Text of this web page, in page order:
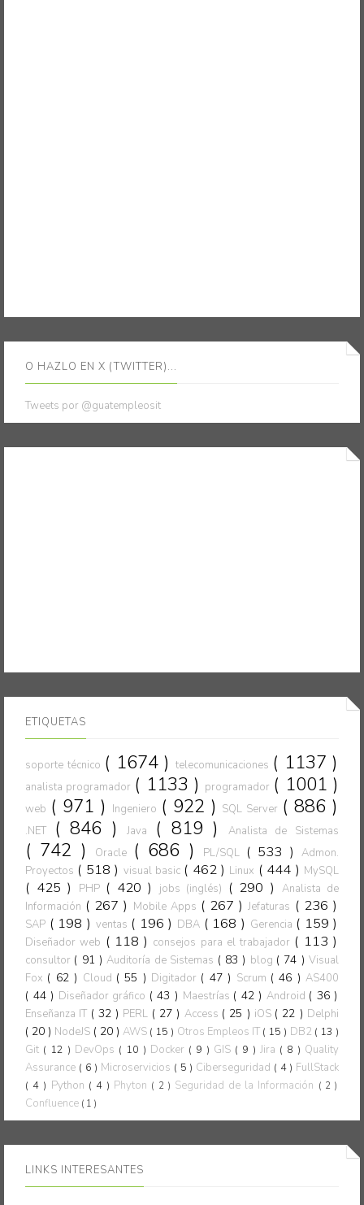
O HAZLO EN X (TWITTER)...
Tweets por @guatempleosit
ETIQUETAS
soporte técnico ( 1674 ) telecomunicaciones ( 1137 )
analista programador ( 1133 ) programador ( 1001 )
web ( 971 ) Ingeniero ( 922 ) SQL Server ( 886 )
.NET ( 846 )Java ( 819 ) Analista de Sistemas
( 742 ) Oracle ( 686 ) PL/SQL ( 533 )Admon.
Proyectos ( 518 ) visual basic ( 462 ) Linux ( 444 ) MySQL
( 425 ) PHP ( 420 ) jobs (inglés) ( 290 )
Analista de
Información ( 267 ) Mobile Apps ( 267 )Jefaturas ( 236 )
SAP ( 198 ) ventas ( 196 ) DBA ( 168 ) Gerencia ( 159 )
Diseñador web ( 118 ) consejos para el trabajador ( 113 )
consultor ( 91 )Auditoría de Sistemas ( 83 ) blog ( 74 )Visual
Fox ( 62 ) Cloud ( 55 ) Digitador ( 47 ) Scrum ( 46 ) AS400
( 44 ) Diseñador gráfico ( 43 ) Maestrías ( 42 ) Android ( 36 )
Enseñanza IT ( 32 ) PERL ( 27 ) Access ( 25 ) iOS ( 22 ) Delphi
( 20 ) NodeJS ( 20 )AWS ( 15 ) Otros Empleos IT ( 15 ) DB2 ( 13 )
Git ( 12 ) DevOps ( 10 ) Docker ( 9 ) GIS ( 9 ) Jira ( 8 ) Quality
Assurance ( 6 ) Microservicios ( 5 ) Ciberseguridad ( 4 ) FullStack
( 4 ) Python ( 4 ) Phyton ( 2 ) Seguridad de la Información ( 2 )
Confluence ( 1 )
LINKS INTERESANTES